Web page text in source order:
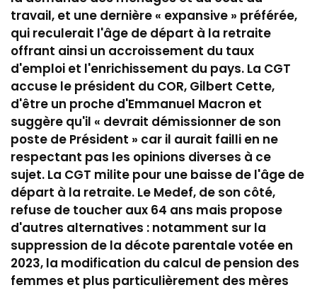
travail, et une dernière « expansive » préférée,
qui reculerait l'âge de départ à la retraite
offrant ainsi un accroissement du taux
d'emploi et l'enrichissement du pays. La CGT
accuse le président du COR, Gilbert Cette,
d'être un proche d'Emmanuel Macron et
suggère qu'il « devrait démissionner de son
poste de Président » car il aurait failli en ne
respectant pas les opinions diverses à ce
sujet. La CGT milite pour une baisse de l'âge de
départ à la retraite. Le Medef, de son côté,
refuse de toucher aux 64 ans mais propose
d'autres alternatives : notamment sur la
suppression de la décote parentale votée en
2023, la modification du calcul de pension des
femmes et plus particulièrement des mères